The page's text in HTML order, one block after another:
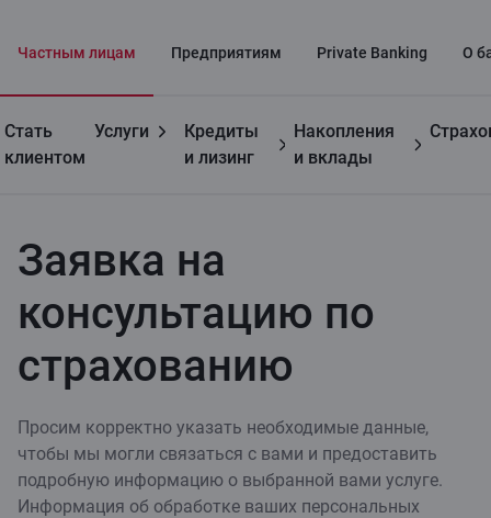
Частным лицaм Предприятиям Private Banking О
Стать
клиентом
Услуги
Кредиты
и лизинг
Накопления
и вклады
Частным
Заявка на консультацию по
Заявка на
консультацию по
страхованию
Просим корректно указать необходимые данные,
чтобы мы могли связаться с вами и предоставить
подробную информацию о выбранной вами услуге.
Информация об обработке ваших персональных